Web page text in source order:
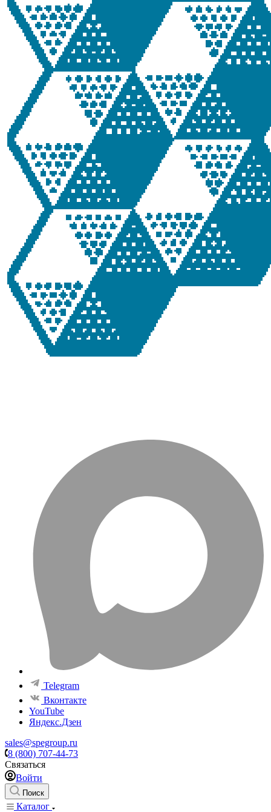
Telegram
Вконтакте
YouTube
Яндекс.Дзен
sales@spegroup.ru
8 (800) 707-44-73
Связаться
Войти
Поиск
Каталог